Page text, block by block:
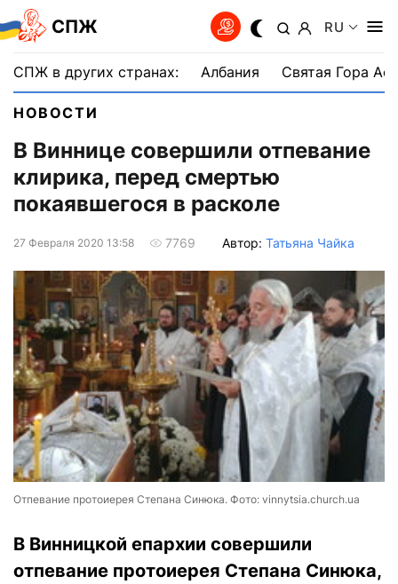
СПЖ RU
СПЖ в других странах: Албания Святая Гора
НОВОСТИ
В Виннице совершили отпевание
клирика, перед смертью
покаявшегося в расколе
27 Февраля 2020 13:58 7769 Автор: Татьяна Чайка
Отпевание протоиерея Степана Синюка. Фото: vinnytsia.church.ua
В Винницкой епархии совершили
отпевание протоиерея Степана Синюка,